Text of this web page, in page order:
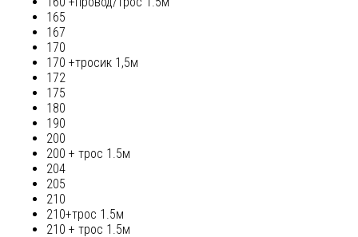
165
167
170
170 +тросик 1,5м
172
175
180
190
200
200 + трос 1.5м
204
205
210
210+трос 1.5м
210 + трос 1.5м